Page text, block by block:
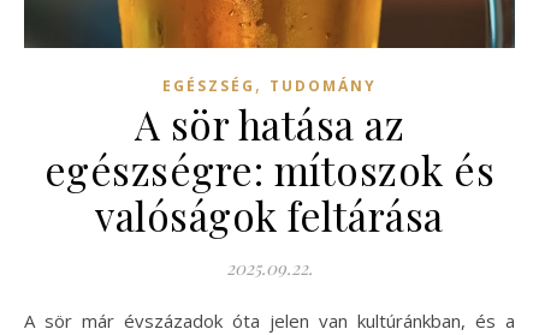
EGÉSZSÉG , TUDOMÁNY
A sör hatása az
egészségre: mítoszok és
valóságok feltárása
2025.09.22.
A sör már évszázadok óta jelen van kultúránkban, és a